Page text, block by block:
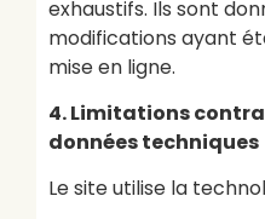
exhaustifs. Ils sont
modifications ayant
mise en ligne.
4. Limitations
données techniques
Le site utilise la